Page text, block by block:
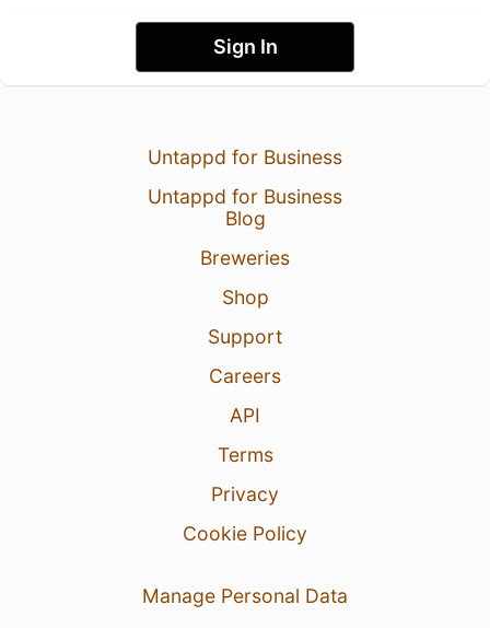
Sign In
Untappd for Business
Untappd for Business
Blog
Breweries
Shop
Support
Careers
API
Terms
Privacy
Cookie Policy
Manage Personal Data